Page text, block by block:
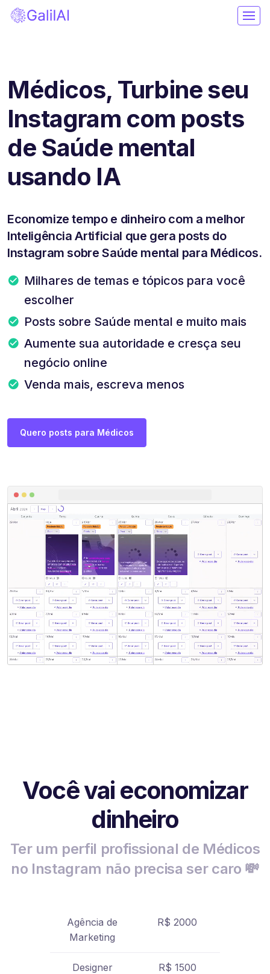
Médicos, Turbine seu
Instagram com posts
de Saúde mental
usando IA
Economize tempo e dinheiro com a melhor
Inteligência Artificial que gera posts do
Instagram sobre Saúde mental para Médicos.
Milhares de temas e tópicos para você
escolher
Posts sobre Saúde mental e muito mais
Aumente sua autoridade e cresça seu
negócio online
Venda mais, escreva menos
Quero posts para Médicos
Você vai economizar
dinheiro
Ter um perfil profissional de Médicos
no Instagram não precisa ser caro 💸
Agência de
Marketing
R$ 2000
Designer R$ 1500